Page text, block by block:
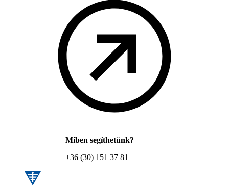
Miben segíthetünk?
+36 (30) 151 37 81